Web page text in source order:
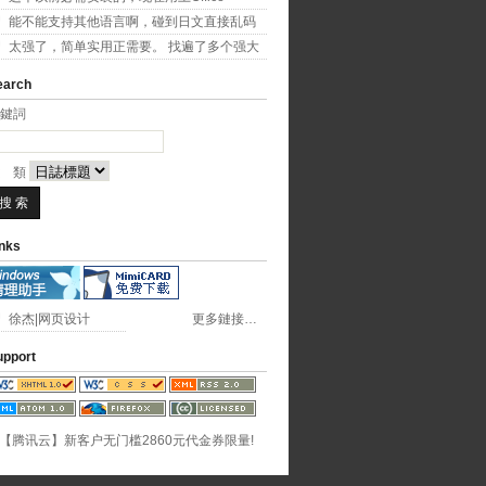
2007...
能不能支持其他语言啊，碰到日文直接乱码
了
太强了，简单实用正需要。 找遍了多个强大
詞
類
徐杰|网页设计 更多鏈接…
【腾讯云】新客户无门槛2860元代金券限量!